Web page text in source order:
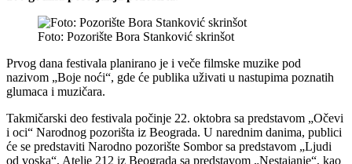
Foto: Pozorište Bora Stanković skrinšot
Prvog dana festivala planirano je i veče filmske muzike pod
nazivom „Boje noći“, gde će publika uživati u nastupima poznatih
glumaca i muzičara.
Takmičarski deo festivala počinje 22. oktobra sa predstavom „Očevi
i oci“ Narodnog pozorišta iz Beograda. U narednim danima, publici
će se predstaviti Narodno pozorište Sombor sa predstavom „Ljudi
od voska“, Atelje 212 iz Beograda sa predstavom „Nestajanje“, kao